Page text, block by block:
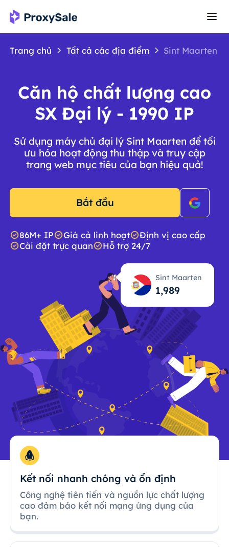
Trang chủ Tất cả các địa điểm Sint Maarten
Căn hộ chất lượng cao
SX Đại lý - 1990 IP
Sử dụng máy chủ đại lý Sint Maarten để tối
ưu hóa hoạt động thu thập và truy cập
trang web mục tiêu của bạn hiệu quả!
Bắt đầu
86M+ IP Giá cả linh hoạt
Định vị cao cấp
Cài đặt trực quan
Hỗ trợ 24/7
Sint Maarten
1,990
Kết nối nhanh chóng và ổn định
Công nghệ tiên tiến và nguồn lực chất lượng
cao đảm bảo kết nối mạng ứng dụng của
bạn.